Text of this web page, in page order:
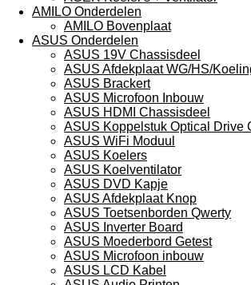
AMILO Onderdelen
AMILO Bovenplaat
ASUS Onderdelen
ASUS 19V Chassisdeel
ASUS Afdekplaat WG/HS/
ASUS Brackert
ASUS Microfoon Inbouw
ASUS HDMI Chassisdeel
ASUS Koppelstuk Optical Drive
ASUS WiFi Moduul
ASUS Koelers
ASUS Koelventilator
ASUS DVD Kapje
ASUS Afdekplaat Knop
ASUS Toetsenborden Qwerty
ASUS Inverter Board
ASUS Moederbord Getest
ASUS Microfoon inbouw
ASUS LCD Kabel